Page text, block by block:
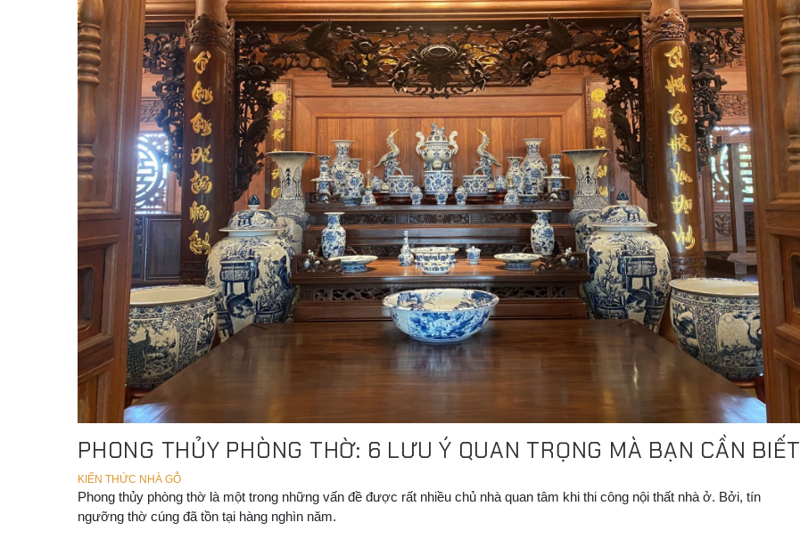
PHONG THỦY PHÒNG THỜ: 6 LƯU Ý QUAN TRỌNG MÀ BẠN CẦN BIẾT
KIẾN THỨC NHÀ GỖ
Phong thủy phòng thờ là một trong những vấn đề được rất nhiều chủ nhà quan tâm khi thi công nội thất nhà ở. Bởi, tín
ngưỡng thờ cúng đã tồn tại hàng nghìn năm.